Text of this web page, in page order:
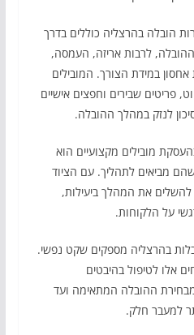
הובלה בהרצליה כוללים בדרך
לרבות אריזה, העמסה,
במידת הצורך. המובילים
פריטים שבירים וחפצים אישיים
לנזק במהלך ההובלה.
מובילים מקצועיים הוא
מביאים לתהליך. עם הציוד
להשלים את המהלך ביעילות,
על הלקוחות.
בהרצליה מספקים שקט נפשי.
אלו לטיפול בהיבטים
ההובלה המתאימה ועד
למעבר חלק.